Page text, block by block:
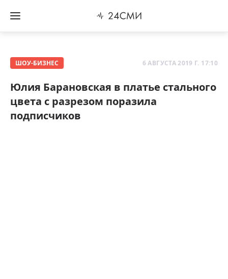
ШОУ-БИЗНЕС 6 АВГУСТА 2019 Г. 17:10
Юлия Барановская в платье стального
цвета с разрезом поразила
подписчиков